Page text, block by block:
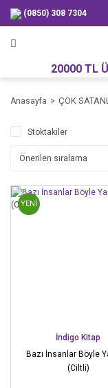
(0850) 308 7304
20000 TL
Anasayfa ÇOK
Stoktakiler
YENİ
İndigo Kitap
Bazı İnsanlar Böyle
(Ciltli)